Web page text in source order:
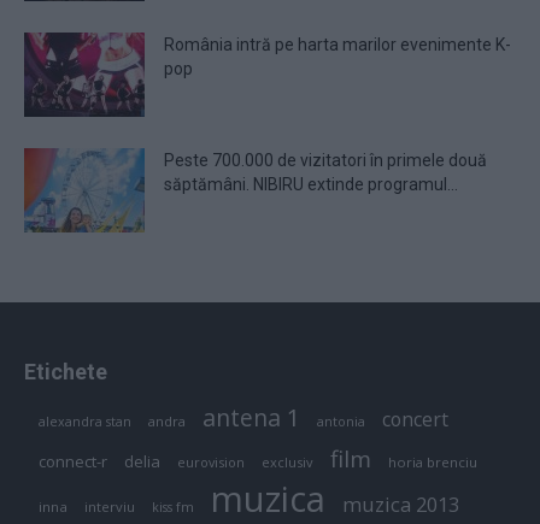
România intră pe harta marilor evenimente K-
pop
Peste 700.000 de vizitatori în primele două
săptămâni. NIBIRU extinde programul...
Etichete
alexandra stan andra antena 1 antonia concert
connect-r delia eurovision exclusiv film horia brenciu
inna interviu kiss fm muzica muzica 2013